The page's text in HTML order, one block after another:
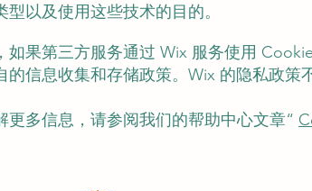
型以及使用这些技术的目的。
如果第三方服务通过 Wix 服务使用
的信息收集和存储政策。Wix 的隐私政策
更多信息，请参阅我们的帮助中心文章“